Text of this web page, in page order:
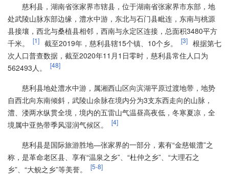
慈利县，湖南省张家界市辖县，位于湖南省张家界市东部，地
处武陵山脉东部边缘，澧水中游，东北与石门县毗连，东南与桃源
县接壤，西北与桑植县相邻，西南与永定区连接，总面积3480平方
千米。
[1] 截至2019年，慈利县辖15个镇、10个乡。 [3] 根据第七
次人口普查数据，截至2020年11月1日零时，慈利县常住人口为
562493人。
[48]
慈利县地处澧水中游，属湘西山区向滨湖平原过渡地带，地势
自西北向东南倾斜，武陵山余脉在境内分为3支东西走向的山脉，
澧、溇两水纵贯全境，境内的五雷山气温昼高夜低，冬寒夏凉，全
境属中亚热带季风湿润气候区。
[4]
慈利县是国际旅游胜地—张家界的一部分，素有“金慈银澧”之
称，是革命老区县、享有“温泉之乡”、“杜仲之乡”、“大理石之
乡”、“大鲵之乡”等美誉。
[5-8]